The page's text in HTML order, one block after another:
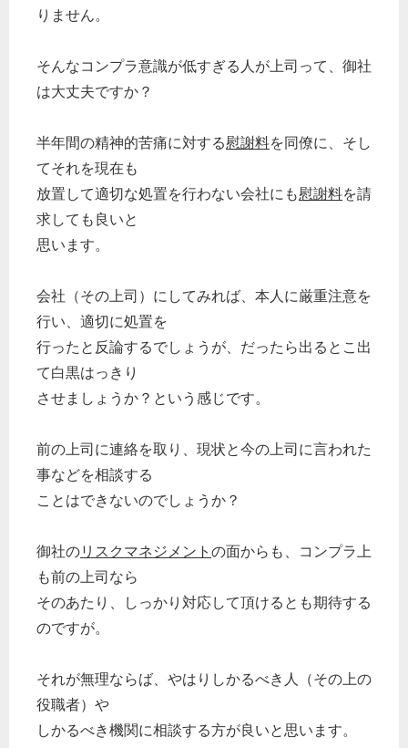
りません。
そんなコンプラ意識が低すぎる人が上司って、御社
は大丈夫ですか？
半年間の精神的苦痛に対する慰謝料を同僚に、そし
てそれを現在も
放置して適切な処置を行わない会社にも慰謝料を請
求しても良いと
思います。
会社（その上司）にしてみれば、本人に厳重注意を
行い、適切に処置を
行ったと反論するでしょうが、だったら出るとこ出
て白黒はっきり
させましょうか？という感じです。
前の上司に連絡を取り、現状と今の上司に言われた
事などを相談する
ことはできないのでしょうか？
御社のリスクマネジメント の面からも、コンプラ上
も前の上司なら
そのあたり、しっかり対応して頂けるとも期待する
のですが。
それが無理ならば、やはりしかるべき人（その上の
役職者）や
しかるべき機関に相談する方が良いと思います。